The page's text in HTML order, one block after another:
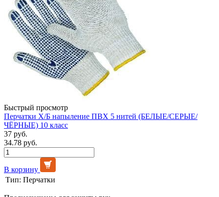
Быстрый просмотр
Перчатки Х/Б напыление ПВХ 5 нитей (БЕЛЫЕ/СЕРЫЕ/
ЧЁРНЫЕ) 10 класс
37 руб.
34.78 руб.
В корзину
Тип: Перчатки